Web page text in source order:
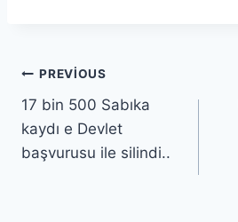
PREVIOUS
17 bin 500 Sabıka
kaydı e Devlet
başvurusu ile silindi..